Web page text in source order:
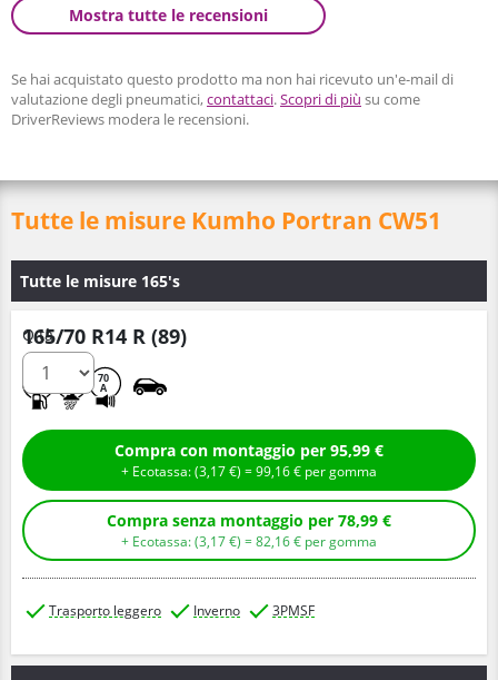
Mostra tutte le recensioni
Se hai acquistato questo prodotto ma non hai ricevuto un'e-mail di
valutazione degli pneumatici,contattaci.Scopri di più su come
DriverReviews modera le recensioni.
Tutte le misure Kumho Portran CW51
Tutte le misure 165's
165/70 R14 R (89)
70
A
Q.tà
Compra con montaggio per 95,99 €
+ Ecotassa: (3,17€ ) =99,16€ per gomma
Compra senza montaggio per 78,99 €
+ Ecotassa: (3,17€ ) =82,16€ per gomma
Trasporto leggero Inverno 3PMSF